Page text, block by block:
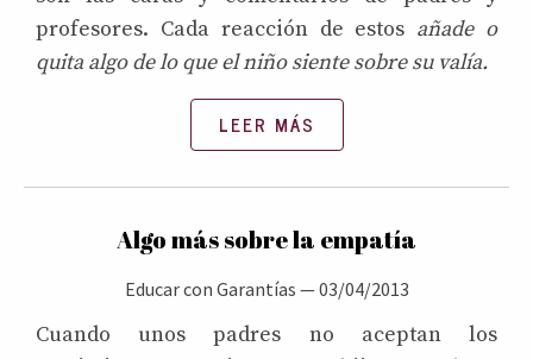
profesores. Cada reacción de estos añade o
quita algo de lo que el niño siente sobre su valía.
LEER MÁS
Algo más sobre la empatía
Educar con Garantías —03/04/2013
Cuando unos padres no aceptan los